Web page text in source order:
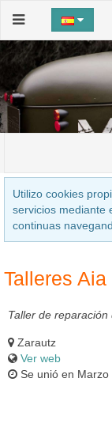
Utilizo cookies
servicios mediante
continuas
Talleres Aia
Taller de reparación
Zarautz
Ver web
Se unió en Marzo